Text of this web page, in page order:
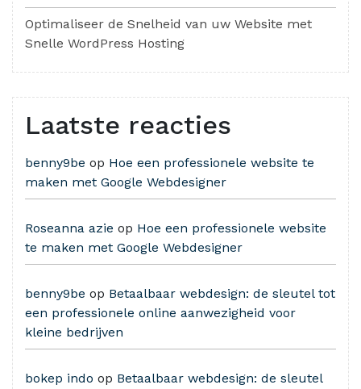
Optimaliseer de Snelheid van uw Website met
Snelle WordPress Hosting
Laatste reacties
benny9be op Hoe een professionele website te
maken met Google Webdesigner
Roseanna azie op Hoe een professionele website
te maken met Google Webdesigner
benny9be op Betaalbaar webdesign: de sleutel tot
een professionele online aanwezigheid voor
kleine bedrijven
bokep indo op Betaalbaar webdesign: de sleutel